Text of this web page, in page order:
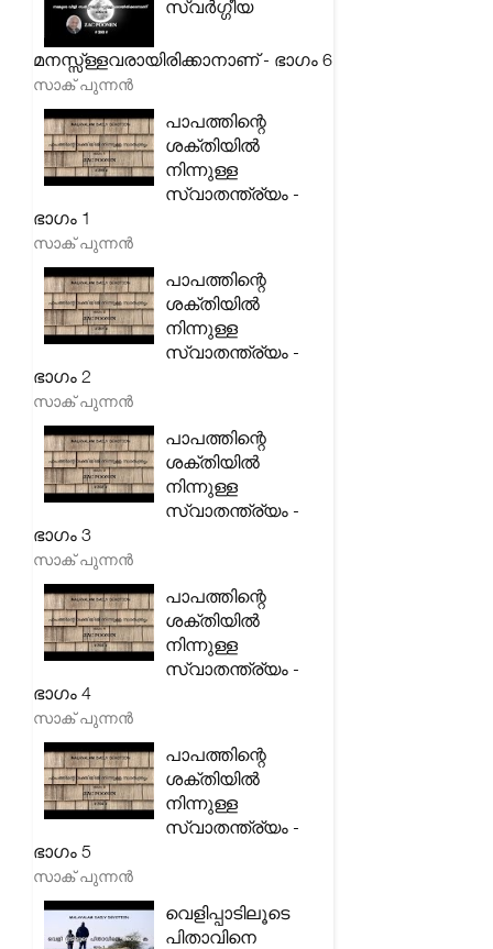
സ്വർഗ്ഗീയ
മനസ്സ്ള്ളവരായിരിക്കാനാണ് - ഭാഗം 6
സാക് പുന്നൻ
പാപത്തിന്റെ
ശക്തിയിൽ
നിന്നുള്ള
സ്വാതന്ത്ര്യം -
ഭാഗം 1
സാക് പുന്നൻ
പാപത്തിന്റെ
ശക്തിയിൽ
നിന്നുള്ള
സ്വാതന്ത്ര്യം -
ഭാഗം 2
സാക് പുന്നൻ
പാപത്തിന്റെ
ശക്തിയിൽ
നിന്നുള്ള
സ്വാതന്ത്ര്യം -
ഭാഗം 3
സാക് പുന്നൻ
പാപത്തിന്റെ
ശക്തിയിൽ
നിന്നുള്ള
സ്വാതന്ത്ര്യം -
ഭാഗം 4
സാക് പുന്നൻ
പാപത്തിന്റെ
ശക്തിയിൽ
നിന്നുള്ള
സ്വാതന്ത്ര്യം -
ഭാഗം 5
സാക് പുന്നൻ
വെളിപ്പാടിലൂടെ
പിതാവിനെ